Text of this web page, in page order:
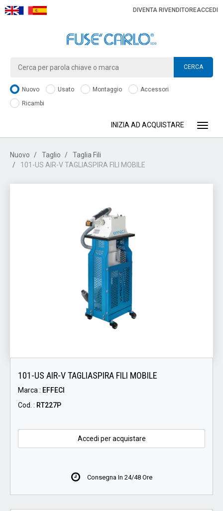
DIVENTA RIVENDITOREACCEDI
CERCA
Nuovo Usato Montaggio
Accessori
Ricambi
INIZIA AD ACQUISTARE
Nuovo Taglio
Taglia Fili
101-US AIR-V TAGLIASPIRA FILI MOBILE
101-US AIR-V TAGLIASPIRA FILI MOBILE
Marca : EFFECI
Cod. : RT227P
Accedi per acquistare
Consegna In 24/48 Ore